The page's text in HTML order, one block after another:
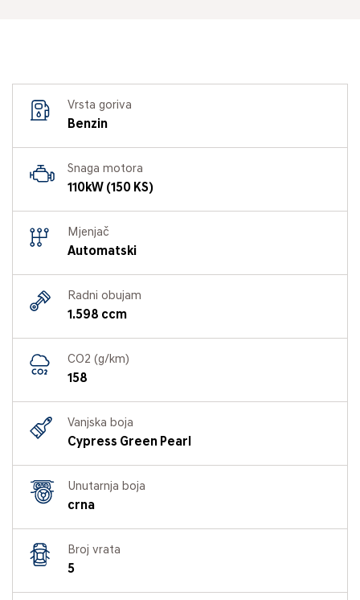
Vrsta goriva
Benzin
Snaga motora
110kW (150 KS)
Mjenjač
Automatski
Radni obujam
1.598 ccm
CO2 (g/km)
158
Vanjska boja
Cypress Green Pearl
Unutarnja boja
crna
Broj vrata
5